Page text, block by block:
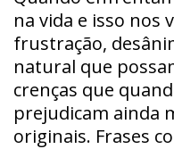
na vida e isso nos
frustração,
natural que
crenças que
prejudicam ainda
originais. Frases